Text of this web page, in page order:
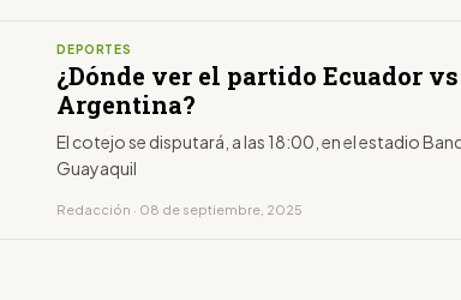
DEPORTES
¿Dónde ver el partido Ecuador vs
Argentina?
El cotejo se disputará, a las 18:00, en el estadio
Guayaquil
Redacción · 08 de septiembre, 2025